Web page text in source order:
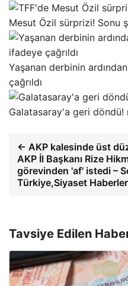
Mesut Özil sürprizi! Sonu
Yaşanan derbinin
çağrıldı
Galatasaray'a geri döndü!
← AKP kalesinde üst
AKP İl Başkanı Rize
görevinden 'af' istedi –
Türkiye,Siyaset
Tavsiye Edilen